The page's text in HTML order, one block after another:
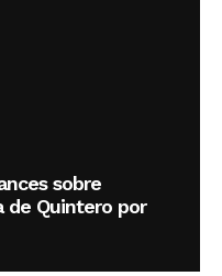
sobre
de Quintero por